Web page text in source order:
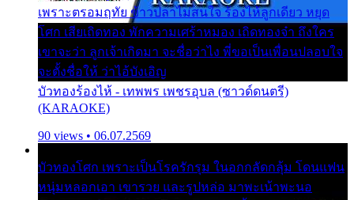
เพราะตรอมฤทัย ข้าวปลาไม่สนใจ ร้องไห้ลูกเดียว หยุด
โศก เสียเถิดทอง พักความเศร้าหมอง เถิดทองจ๋า ถึงใคร
เขาจะว่า ลูกเจ้าเกิดมา จะชื่อว่าไง พี่ขอเป็นเพื่อนปลอบใจ
จะตั้งชื่อให้ ว่าไอ้บังเอิญ
บัวทองร้องไห้ - เทพพร เพชรอุบล (ซาวด์ดนตรี)
(KARAOKE)
90 views • 06.07.2569
บัวทองโศก เพราะเป็นโรครักรุม ในอกกลัดกลุ้ม โดนแฟน
หนุ่มหลอกเอา เขารวย และรูปหล่อ มาพะเน้าพะนอ